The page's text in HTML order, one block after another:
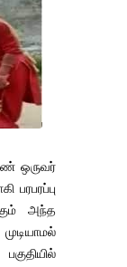
ஒருவர்
பரபரப்பு
அந்த